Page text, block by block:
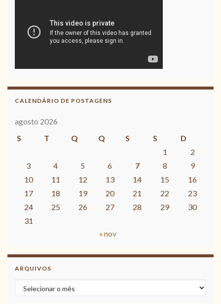
CALENDÁRIO DE POSTAGENS
agosto 2026
S
T Q Q S S
D
1
2
3
4 5 6 7 8
9
10
11 12 13 14 15
16
17
18 19 20 21 22
23
24
25 26 27 28 29
30
31
« nov
ARQUIVOS
Arquivos